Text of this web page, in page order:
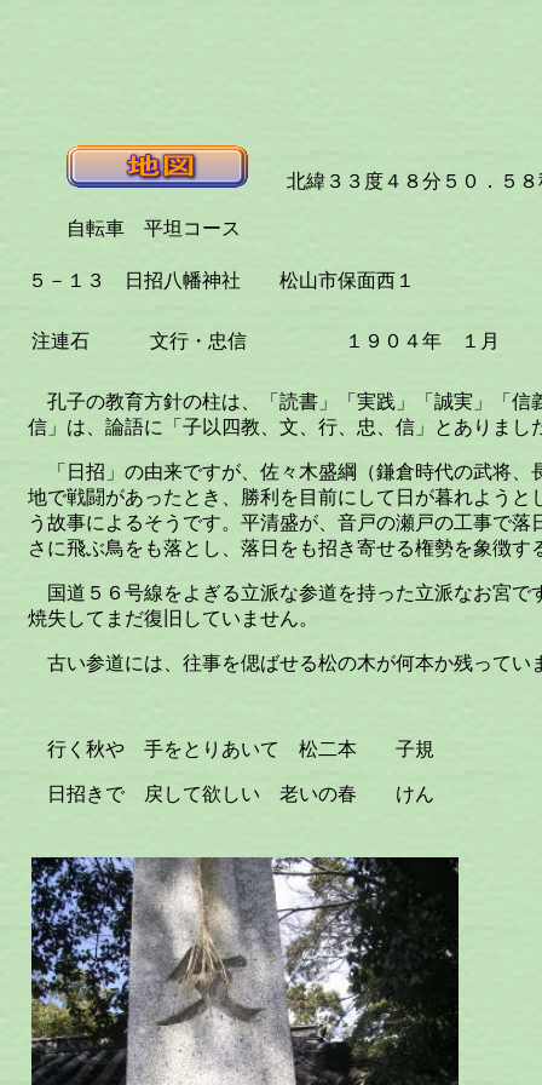
北緯３３度４８分５０．５８
自転車 平坦コース
５－１３ 日招八幡神社 松山市保面西１
注連石 文行・忠信 １９０４年 １月
孔子の教育方針の柱は、「読書」「実践」「誠実」「信
信」は、論語に「子以四教、文、行、忠、信」とありまし
「日招」の由来ですが、佐々木盛綱（鎌倉時代の武将、
地で戦闘があったとき、勝利を目前にして日が暮れよう
う故事によるそうです。平清盛が、音戸の瀬戸の工事で
さに飛ぶ鳥をも落とし、落日をも招き寄せる権勢を象徴す
国道５６号線をよぎる立派な参道を持った立派なお宮で
焼失してまだ復旧していません。
古い参道には、往事を偲ばせる松の木が何本か残ってい
行く秋や 手をとりあいて 松二本 子規
日招きで 戻して欲しい 老いの春 けん